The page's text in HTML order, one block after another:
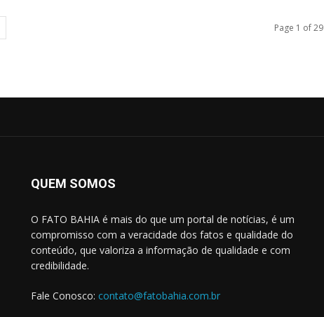
Page 1 of 29
QUEM SOMOS
O FATO BAHIA é mais do que um portal de notícias, é um
compromisso com a veracidade dos fatos e qualidade do
conteúdo, que valoriza a informação de qualidade e com
credibilidade.
Fale Conosco: contato@fatobahia.com.br